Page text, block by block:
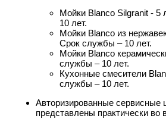
Мойки Blanco Silgranit - 5
10 лет.
Мойки Blanco из
Срок службы – 10 лет.
Мойки Blanco
службы – 10 лет.
Кухонные смесители
службы – 10 лет.
Авторизированные сервисные
представлены практически во